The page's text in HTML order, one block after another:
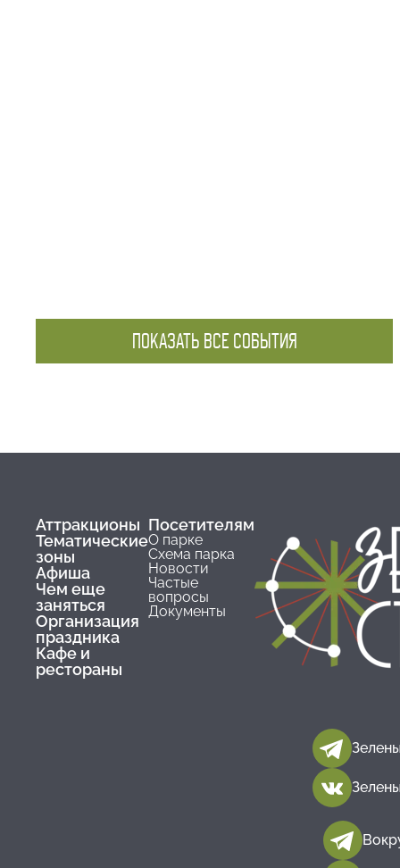
ПОКАЗАТЬ ВСЕ СОБЫТИЯ
Аттракционы
Тематические
зоны
Афиша
Чем еще
заняться
Организация
праздника
Кафе и
рестораны
Посетителям
О парке
Схема парка
Новости
Частые
вопросы
Документы